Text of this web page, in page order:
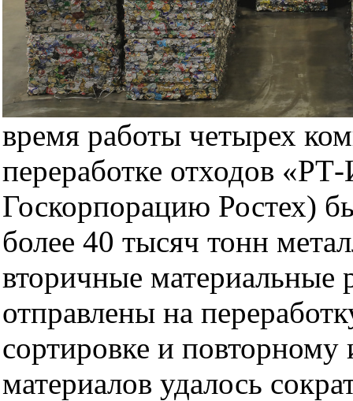
время работы четырех
переработке отходов
Госкорпорацию Ростех)
более 40 тысяч тонн
вторичные материальные
отправлены на
сортировке и повторному
материалов удалось